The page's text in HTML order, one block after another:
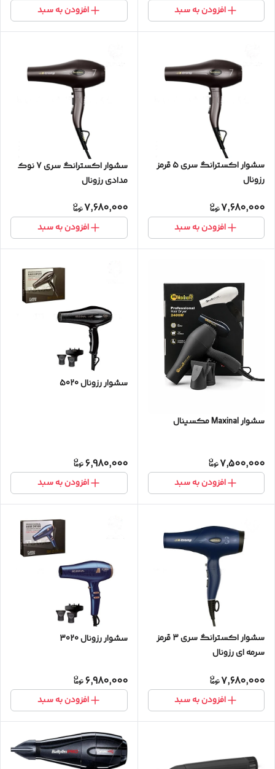
افزودن به سبد افزودن به سبد
سشوار اکسترانگ سری ۵ قرمز
رزونال
7,680,000
افزودن به سبد
سشوار اکسترانگ سری 7 نوک
مدادی رزونال
7,680,000
افزودن به سبد
سشوار Maxinal مکسینال
7,500,000
افزودن به سبد
سشوار رزونال 5020
6,980,000
افزودن به سبد
سشوار اکسترانگ سری ۳ قرمز
سرمه ای رزونال
7,680,000
افزودن به سبد
سشوار رزونال 3020
6,980,000
افزودن به سبد